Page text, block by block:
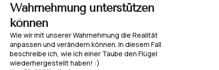
Wahrnehmung unterstützen
können
Wie wir mit unserer Wahrnehmung die Realität
anpassen und verändern können. In diesem Fall
beschreibe ich, wie ich einer Taube den Flügel
wiederhergestellt haben! :)